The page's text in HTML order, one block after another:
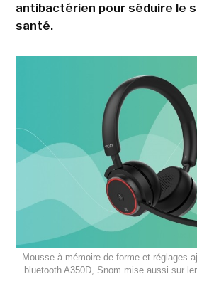
antibactérien pour séduire le
santé.
Mousse à mémoire de forme et réglages
bluetooth A350D, Snom mise aussi sur